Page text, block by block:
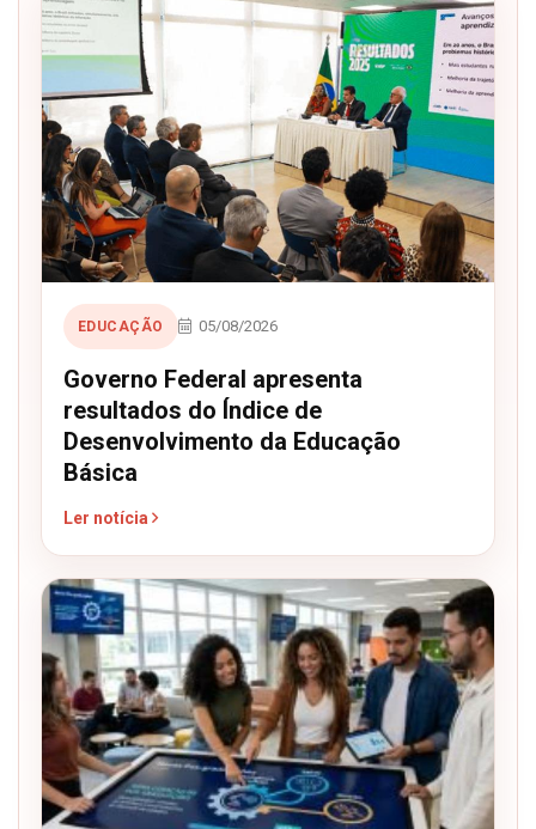
EDUCAÇÃO 05/08/2026
Governo Federal apresenta
resultados do Índice de
Desenvolvimento da Educação
Básica
Ler notícia